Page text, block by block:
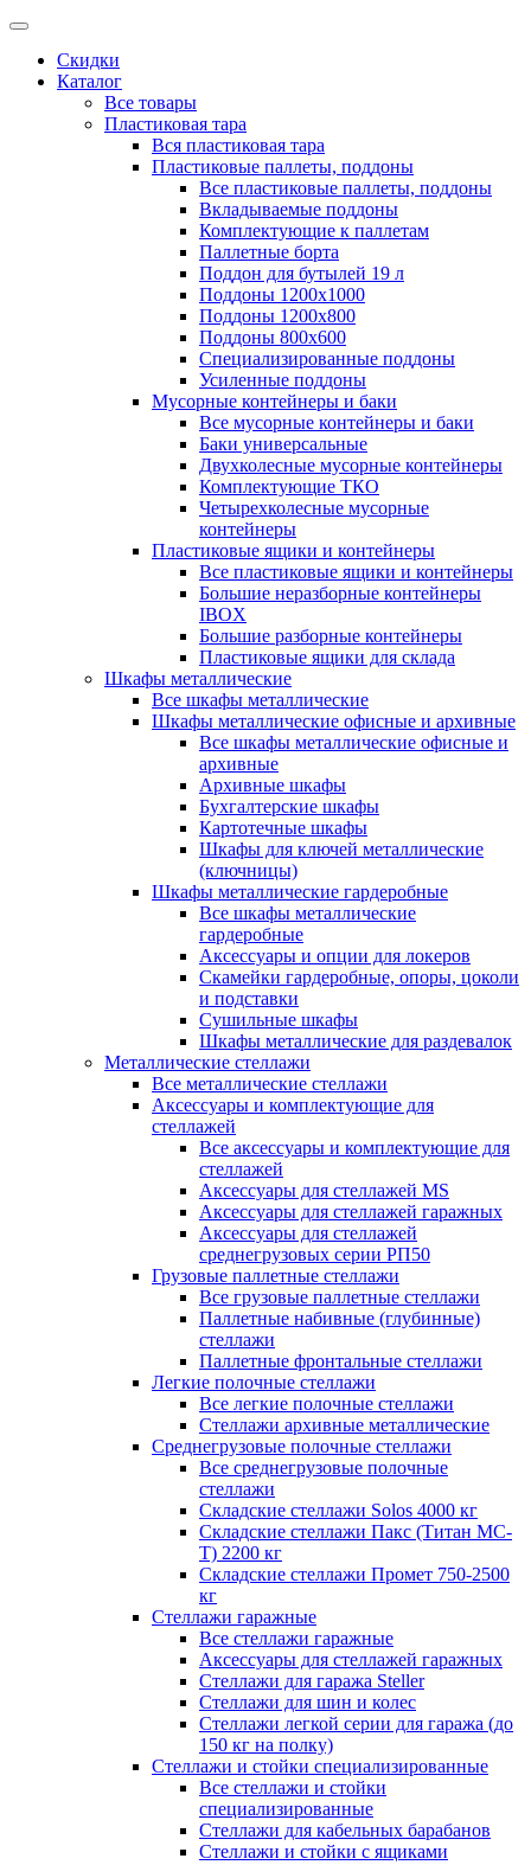
Скидки
Каталог
Все товары
Пластиковая тара
Вся пластиковая тара
Пластиковые паллеты, поддоны
Все пластиковые паллеты, поддоны
Вкладываемые поддоны
Комплектующие к паллетам
Паллетные борта
Поддон для бутылей 19 л
Поддоны 1200х1000
Поддоны 1200х800
Поддоны 800х600
Специализированные поддоны
Усиленные поддоны
Мусорные контейнеры и баки
Все мусорные контейнеры и баки
Баки универсальные
Двухколесные мусорные контейнеры
Комплектующие ТКО
Четырехколесные мусорные
контейнеры
Пластиковые ящики и контейнеры
Все пластиковые ящики и контейнеры
Большие неразборные контейнеры
IBOX
Большие разборные контейнеры
Пластиковые ящики для склада
Шкафы металлические
Все шкафы металлические
Шкафы металлические офисные и архивные
Все шкафы металлические офисные и
архивные
Архивные шкафы
Бухгалтерские шкафы
Картотечные шкафы
Шкафы для ключей металлические
(ключницы)
Шкафы металлические гардеробные
Все шкафы металлические
гардеробные
Аксессуары и опции для локеров
Скамейки гардеробные, опоры, цоколи
и подставки
Сушильные шкафы
Шкафы металлические для раздевалок
Металлические стеллажи
Все металлические стеллажи
Аксессуары и комплектующие для
стеллажей
Все аксессуары и комплектующие для
стеллажей
Аксессуары для стеллажей MS
Аксессуары для стеллажей гаражных
Аксессуары для стеллажей
среднегрузовых серии РП50
Грузовые паллетные стеллажи
Все грузовые паллетные стеллажи
Паллетные набивные (глубинные)
стеллажи
Паллетные фронтальные стеллажи
Легкие полочные стеллажи
Все легкие полочные стеллажи
Стеллажи архивные металлические
Среднегрузовые полочные стеллажи
Все среднегрузовые полочные
стеллажи
Складские стеллажи Solos 4000 кг
Складские стеллажи Пакс (Титан МС-
Т) 2200 кг
Складские стеллажи Промет 750-2500
кг
Стеллажи гаражные
Все стеллажи гаражные
Аксессуары для стеллажей гаражных
Стеллажи для гаража Steller
Стеллажи для шин и колес
Стеллажи легкой серии для гаража (до
150 кг на полку)
Стеллажи и стойки специализированные
Все стеллажи и стойки
специализированные
Стеллажи для кабельных барабанов
Стеллажи и стойки с ящиками